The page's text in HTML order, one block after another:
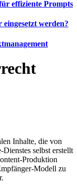
effiziente Prompts
werden?
Inhalte, die von
selbst erstellt
Produktion
Modell zu